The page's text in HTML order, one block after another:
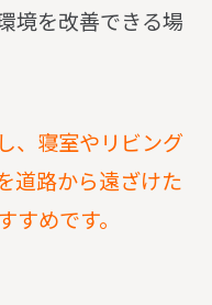
境を改善できる場
、寝室やリビング
道路から遠ざけた
めです。